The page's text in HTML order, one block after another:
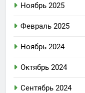
Ноябрь 2025
Февраль 2025
Ноябрь 2024
Октябрь 2024
Сентябрь 2024